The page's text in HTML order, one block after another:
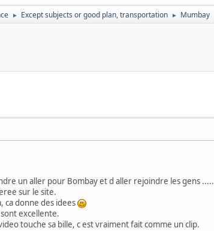
► Except subjects or good plan, transportation ► Mumbay
un aller pour Bombay et d aller rejoindre les gens .....
sur le site.
ca donne des idees
excellente.
touche sa bille, c est vraiment fait comme un clip.